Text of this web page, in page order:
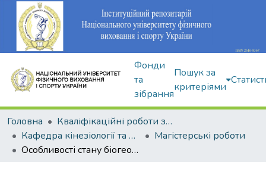
Фонди
та
зібрання
Пошук за
критеріями
Головна
Кваліфікаційні роботи здобувачів вищої освіти
Кафедра кінезіології та фізкультурно-спортивної реабілітації
Магістерські роботи
Особливості стану біогеометричного профілю постави юних спортсменок у художній гімнастиці